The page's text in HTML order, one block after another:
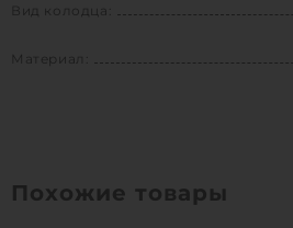
Вид колодца:
Материал:
Похожие товары